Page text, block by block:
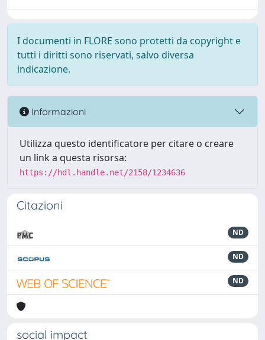
I documenti in FLORE sono protetti da copyright e
tutti i diritti sono riservati, salvo diversa
indicazione.
Informazioni
Utilizza questo identificatore per citare o creare
un link a questa risorsa:
https://hdl.handle.net/2158/1234636
Citazioni
ND
ND
ND
social impact